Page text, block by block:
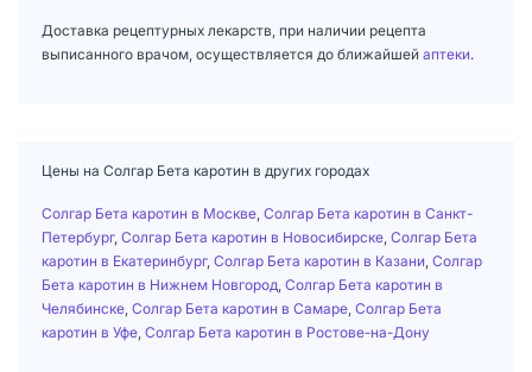
Доставка рецептурных лекарств, при наличии рецепта
выписанного врачом, осуществляется до ближайшей аптеки.
Цены на Солгар Бета каротин в других городах
Солгар Бета каротин в Москве Солгар Бета каротин в Санкт-
Петербург, Солгар Бета каротин в Новосибирске Солгар Бета
каротин в Екатеринбург, Солгар Бета каротин в Казани Солгар
Бета каротин в Нижнем Новгород Солгар Бета каротин в
Челябинске Солгар Бета каротин в Самаре Солгар Бета
каротин в Уфе Солгар Бета каротин в Ростове-на-Дону